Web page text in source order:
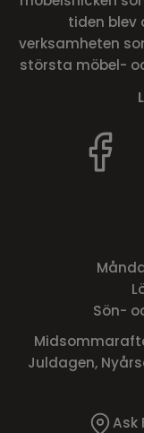
tiden blev
verksamheten
största möbel-
Sön-
Juldagen,
Ask